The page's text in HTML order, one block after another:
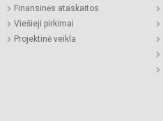
Finansinės ataskaitos
Viešieji pirkimai
Projektinė veikla